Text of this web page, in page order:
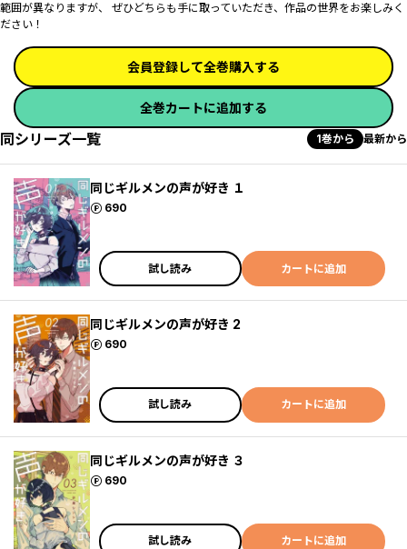
範囲が異なりますが、 ぜひどちらも手に取っていただき、作品の世界をお楽しみく
ださい！
会員登録して全巻購入する
全巻カートに追加する
同シリーズ一覧 1巻から 最新から
同じギルメンの声が好き １
690
ポイント
試し読み カートに追加
同じギルメンの声が好き 2
690
ポイント
試し読み カートに追加
同じギルメンの声が好き ３
690
ポイント
試し読み カートに追加